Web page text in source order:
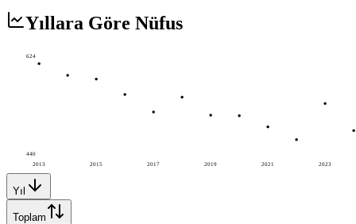
Yıllara Göre Nüfus
2013 2015 2017 2019 2021 2023
624
440
Yıl
Toplam